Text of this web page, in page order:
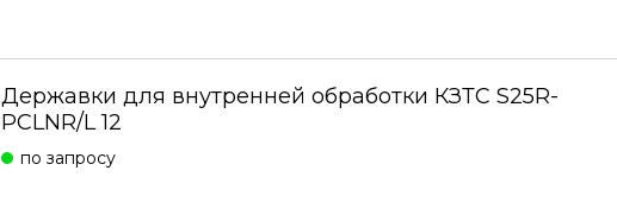
Державки для внутренней обработки КЗТС S25R-
PCLNR/L 12
по запросу